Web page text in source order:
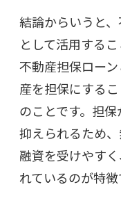
結論からいうと
として活用するこ
不動産担保ロー
産を担保にする
のことです。担
抑えられるため
融資を受けやす
れているのが特徴